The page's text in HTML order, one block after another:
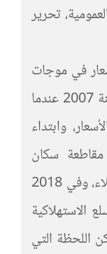
تحرير
في موجات
نضال متتالية، كانت إحداها في سنة 2007 عندما
وابتداء
من 2006 ستمتد حتى 2012 مقاطعة سكان
بوعرفة أداء فواتير الماء بسبب الغلاء، وفي 2018
الاستهلاكية
اللحظة التي